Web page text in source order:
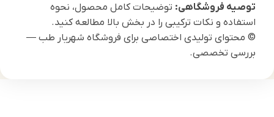
توصیه فروشگاهی: توضیحات کامل محصول، نحوه
استفاده و نکات ترکیبی را در بخش بالا مطالعه کنید.
© محتوای تولیدی اختصاصی برای فروشگاه شهریار طب —
بررسی تخصصی.